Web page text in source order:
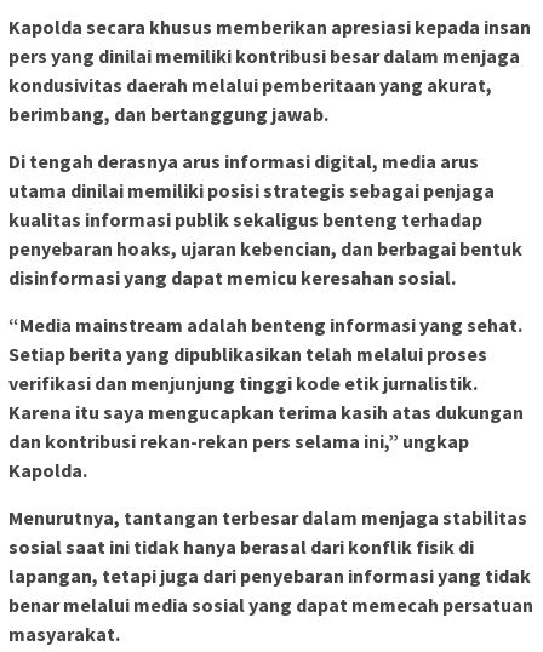
Kapolda secara khusus memberikan apresiasi kepada insan
pers yang dinilai memiliki kontribusi besar dalam menjaga
kondusivitas daerah melalui pemberitaan yang akurat,
berimbang, dan bertanggung jawab.
Di tengah derasnya arus informasi digital, media arus
utama dinilai memiliki posisi strategis sebagai penjaga
kualitas informasi publik sekaligus benteng terhadap
penyebaran hoaks, ujaran kebencian, dan berbagai bentuk
disinformasi yang dapat memicu keresahan sosial.
“Media mainstream adalah benteng informasi yang sehat.
Setiap berita yang dipublikasikan telah melalui proses
verifikasi dan menjunjung tinggi kode etik jurnalistik.
Karena itu saya mengucapkan terima kasih atas dukungan
dan kontribusi rekan-rekan pers selama ini,” ungkap
Kapolda.
Menurutnya, tantangan terbesar dalam menjaga stabilitas
sosial saat ini tidak hanya berasal dari konflik fisik di
lapangan, tetapi juga dari penyebaran informasi yang tidak
benar melalui media sosial yang dapat memecah persatuan
masyarakat.